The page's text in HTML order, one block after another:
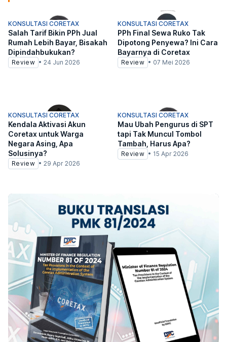
KONSULTASI CORETAX
Salah Tarif Bikin PPh Jual
Rumah Lebih Bayar, Bisakah
Dipindahbukukan?
Review • 24 Jun 2026
KONSULTASI CORETAX
PPh Final Sewa Ruko Tak
Dipotong Penyewa? Ini Cara
Bayarnya di Coretax
Review • 07 Mei 2026
KONSULTASI CORETAX
Kendala Aktivasi Akun
Coretax untuk Warga
Negara Asing, Apa
Solusinya?
Review • 29 Apr 2026
KONSULTASI CORETAX
Mau Ubah Pengurus di SPT
tapi Tak Muncul Tombol
Tambah, Harus Apa?
Review • 15 Apr 2026